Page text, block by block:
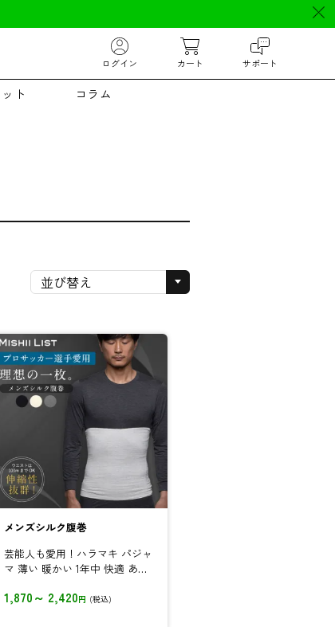
ログイン カート サポート
ト コラム
メンズシルク腹巻
芸能人も愛用！ハラマキ パジャ
マ 薄い 暖かい 1年中 快適 あっ
1,870～ 2,420円 (税込)